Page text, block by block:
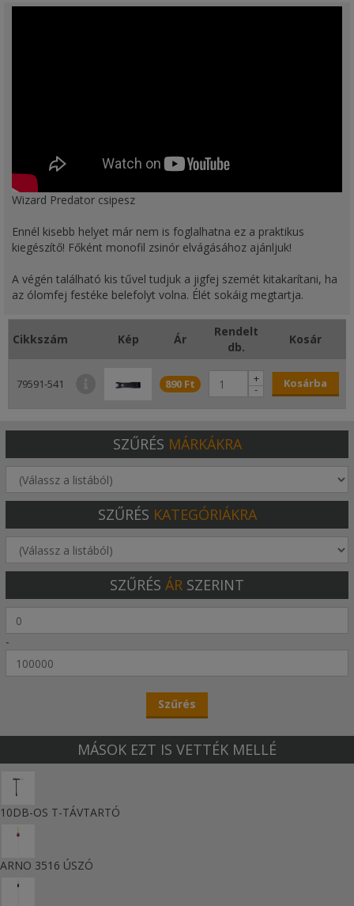
Wizard Predator csipesz
Ennél kisebb helyet már nem is foglalhatna ez a praktikus
kiegészítő! Főként monofil zsinór elvágásához ajánljuk!
A végén található kis tűvel tudjuk a jigfej szemét kitakarítani, ha
az ólomfej festéke belefolyt volna. Élét sokáig megtartja.
Cikkszám Kép Ár
Rendelt
db.
Kosár
79591-541 890 Ft -
+ Kosárba
SZŰRÉS MÁRKÁKRA
SZŰRÉS KATEGÓRIÁKRA
SZŰRÉS ÁR SZERINT
-
MÁSOK EZT IS VETTÉK MELLÉ
10DB-OS T-TÁVTARTÓ
ARNO 3516 ÚSZÓ